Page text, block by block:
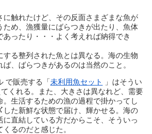
に触れたけど、その反面さまざまな魚が
ため、漁獲量にばらつきが出たり、魚体
あったり・・・よく考えれば納得でき
する整列された魚とは異なる。海の生物
、ばらつきがあるのは当然のこと。
で販売する「未利用魚セット
」はそうい
てくれる。また、大きさは異なれど、需要
。生活するための漁の過程で掛かってし
した新鮮な状態で届け、輝かせる。海の
に直結している方だからこそ、そういっ
るのだと感じた。